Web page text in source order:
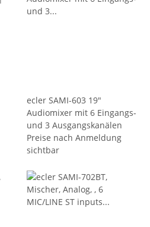
ecler SAMI-603 19"
Audiomixer mit 6 Eingangs-
und 3 Ausgangskanälen
Preise nach Anmeldung
sichtbar